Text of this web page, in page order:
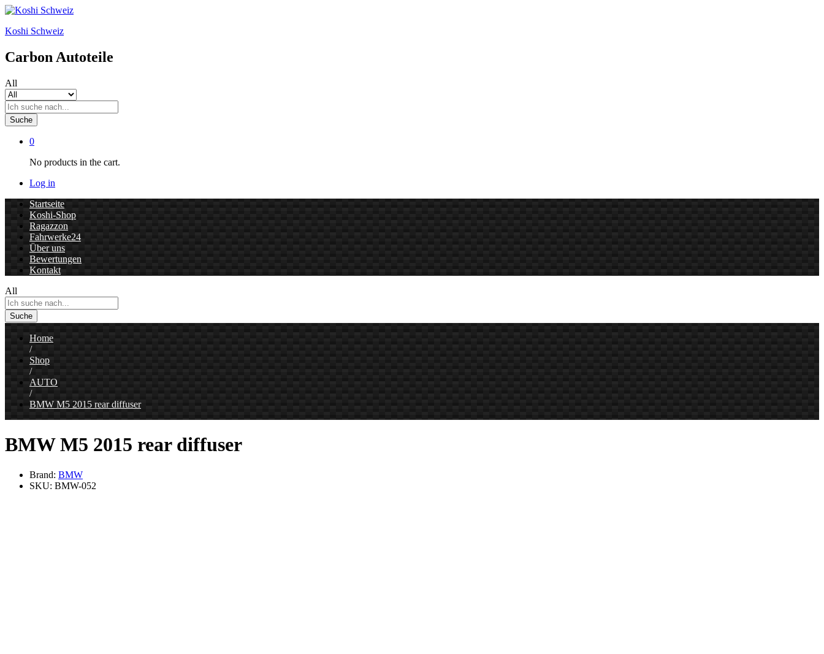
Koshi Schweiz
Carbon Autoteile
All
Suche
0
No products in the cart.
Log in
Startseite
Koshi-Shop
Ragazzon
Fahrwerke24
Über uns
Bewertungen
Kontakt
All
Suche
Home
/
Shop
/
AUTO
/
BMW M5 2015 rear diffuser
BMW M5 2015 rear diffuser
Brand: BMW
SKU: BMW-052